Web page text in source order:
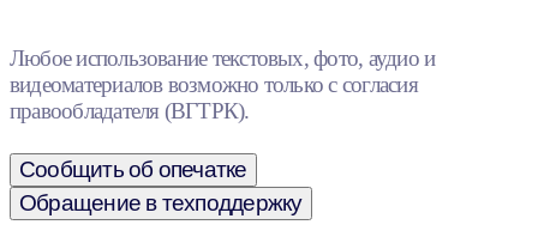
Любое использование текстовых, фото, аудио и
видеоматериалов возможно только с согласия
правообладателя (ВГТРК).
Сообщить об опечатке
Обращение в техподдержку